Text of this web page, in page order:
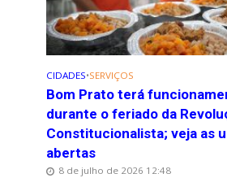
CIDADES•SERVIÇOS
Bom Prato terá
durante o feriado da
Constitucionalista; veja as
abertas
8 de julho de 2026 12:48